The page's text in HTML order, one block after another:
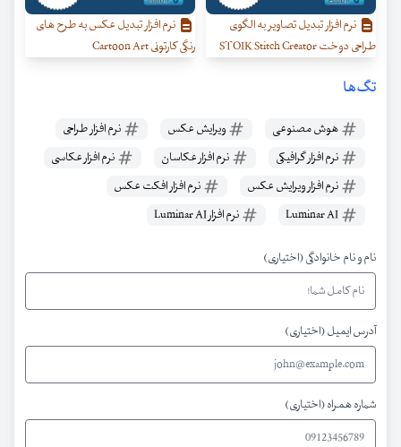
نرم افزار تبدیل تصاویر به الگوی
طراحی دوخت STOIK Stitch Creator
نرم افزار تبدیل عکس به طرح های
رنگی کارتونی Cartoon Art
تگ‌ها
هوش مصنوعی ویرایش عکس
نرم افزار طراحی
نرم افزار گرافیکی
نرم افزار عکاسان
نرم افزار عکاسی
نرم افزار ویرایش عکس
نرم افزار افکت عکس
نرم افزار Luminar AI
نام و نام خانوادگی (اختیاری)
آدرس ایمیل (اختیاری)
شماره همراه (اختیاری)